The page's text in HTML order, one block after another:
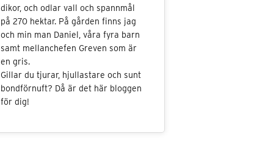
dikor, och odlar vall och spannmål
på 270 hektar. På gården finns jag
och min man Daniel, våra fyra barn
samt mellanchefen Greven som är
en gris.
Gillar du tjurar, hjullastare och sunt
bondförnuft? Då är det här bloggen
för dig!